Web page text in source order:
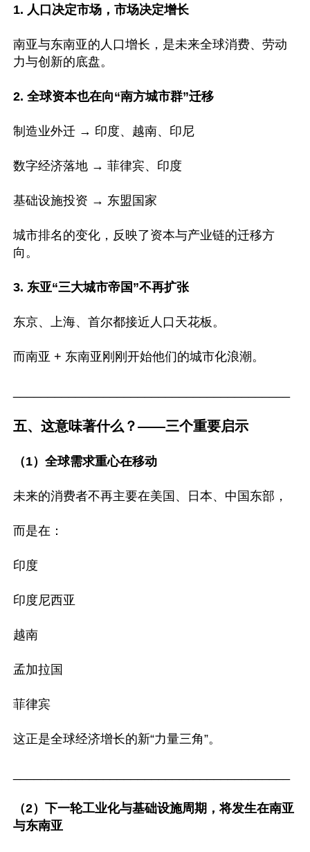
1. 人口决定市场，市场决定增长
南亚与东南亚的人口增长，是未来全球消费、劳动
力与创新的底盘。
2. 全球资本也在向“南方城市群”迁移
制造业外迁 → 印度、越南、印尼
数字经济落地 → 菲律宾、印度
基础设施投资 → 东盟国家
城市排名的变化，反映了资本与产业链的迁移方
向。
3. 东亚“三大城市帝国”不再扩张
东京、上海、首尔都接近人口天花板。
而南亚 + 东南亚刚刚开始他们的城市化浪潮。
五、这意味著什么？——三个重要启示
（1）全球需求重心在移动
未来的消费者不再主要在美国、日本、中国东部，
而是在：
印度
印度尼西亚
越南
孟加拉国
菲律宾
这正是全球经济增长的新“力量三角”。
（2）下一轮工业化与基础设施周期，将发生在南亚
与东南亚